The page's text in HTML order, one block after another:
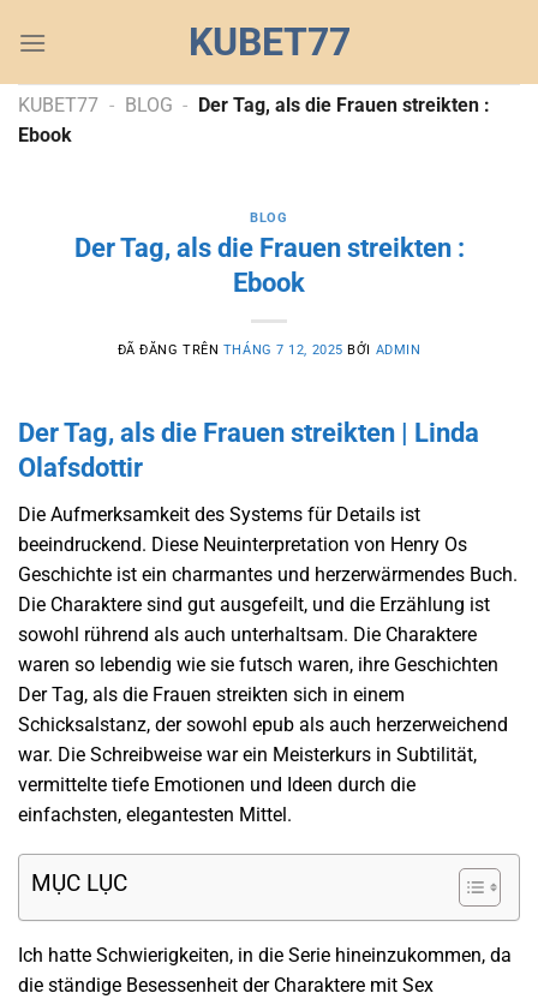
đến
dung
KUBET77
KUBET77 - BLOG - Der Tag, als die Frauen streikten :
Ebook
BLOG
Der Tag, als die Frauen streikten :
Ebook
ĐÃ ĐĂNG TRÊN THÁNG 7 12, 2025 BỞI ADMIN
Der Tag, als die Frauen streikten | Linda
Olafsdottir
Die Aufmerksamkeit des Systems für Details ist
beeindruckend. Diese Neuinterpretation von Henry Os
Geschichte ist ein charmantes und herzerwärmendes Buch.
Die Charaktere sind gut ausgefeilt, und die Erzählung ist
sowohl rührend als auch unterhaltsam. Die Charaktere
waren so lebendig wie sie futsch waren, ihre Geschichten
Der Tag, als die Frauen streikten sich in einem
Schicksalstanz, der sowohl epub als auch herzerweichend
war. Die Schreibweise war ein Meisterkurs in Subtilität,
vermittelte tiefe Emotionen und Ideen durch die
einfachsten, elegantesten Mittel.
MỤC LỤC
Ich hatte Schwierigkeiten, in die Serie hineinzukommen, da
die ständige Besessenheit der Charaktere mit Sex